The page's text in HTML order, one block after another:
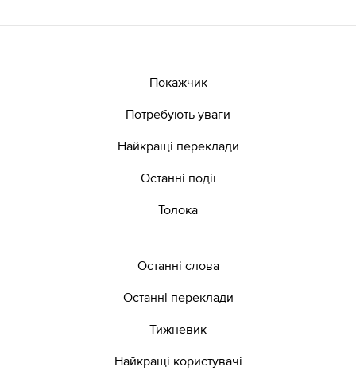
Покажчик
Потребують уваги
Найкращі переклади
Останні події
Толока
Останні слова
Останні переклади
Тижневик
Найкращі користувачі